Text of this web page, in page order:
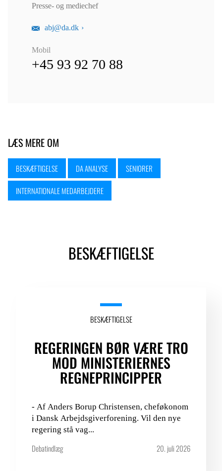
Presse- og mediechef
abj@da.dk
Mobil
+45 93 92 70 88
LÆS MERE OM
BESKÆFTIGELSE DA ANALYSE SENIORER
INTERNATIONALE MEDARBEJDERE
BESKÆFTIGELSE
BESKÆFTIGELSE
REGERINGEN BØR VÆRE TRO
MOD MINISTERIERNES
REGNEPRINCIPPER
- Af Anders Borup Christensen, cheføkonom
i Dansk Arbejdsgiverforening. Vil den nye
regering stå vag...
Debatindlæg 20. juli 2026